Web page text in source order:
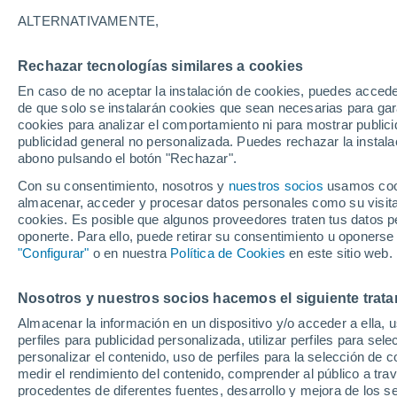
ALTERNATIVAMENTE,
Rechazar tecnologías similares a cookies
En caso de no aceptar la instalación de cookies, puedes
de que solo se instalarán cookies que sean necesarias para
cookies para analizar el comportamiento ni para mostrar
publicidad general no personalizada. Puedes rechazar la
abono pulsando el botón "Rechazar".
Con su consentimiento, nosotros y nuestros socios usamos
almacenar, acceder y procesar datos personales como su
cookies. Es posible que algunos proveedores traten tus datos
oponerte. Para ello, puede retirar su consentimiento u
"Configurar" o en nuestra Política de Cookies en este sitio web.
Nosotros y nuestros socios hacemos el siguiente
Almacenar la información en un dispositivo y/o acceder a
perfiles para publicidad personalizada, utilizar perfiles para
personalizar el contenido, uso de perfiles para la selección de
medir el rendimiento del contenido, comprender al público a
procedentes de diferentes fuentes, desarrollo y mejora de los
20°
Sensación de 20°
Iluminada:
Llega una vaguada
fuertes y granizo en España
El Tiempo 1 - 7 días Por horas Actualidad Mapa
Hoy
8 Ago
Mañana
9 Ago
Lunes
10 Ago